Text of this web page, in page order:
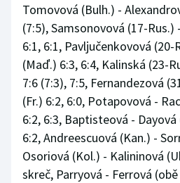
Tomovová (Bulh.) -
(7:5), Samsonovová (17-
6:1, 6:1, Pavljučenkovová (20-
(Maď.) 6:3, 6:4, Kalinská (23-
7:6 (7:3), 7:5, Fernandezová
(Fr.) 6:2, 6:0, Potapovová -
6:2, 6:3, Baptisteová - Dayová
6:2, Andreescuová (Kan.) -
Osoriová (Kol.) - Kalininová
skreč, Parryová - Ferrová (obě